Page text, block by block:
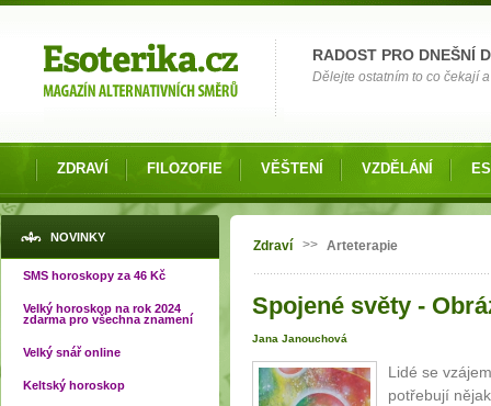
RADOST PRO DNEŠNÍ
Dělejte ostatním to co čekají
ZDRAVÍ FILOZOFIE VĚŠTENÍ VZDĚLÁNÍ
NOVINKY
SMS horoskopy za 46 Kč
Velký horoskop na rok 2024
zdarma pro všechna znamení
Velký snář online
Keltský horoskop
Jste zde
Zdraví >> Arteterapie
Spojené světy -
Jana Janouchová
Lidé se
potřebují